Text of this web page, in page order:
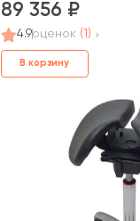
89 356
4.9оценок (1)
В корзину